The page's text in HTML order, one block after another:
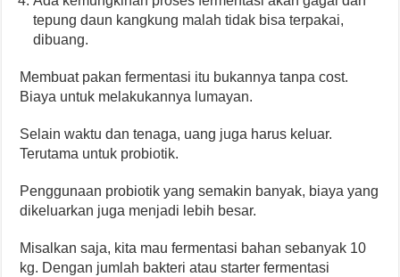
tepung daun kangkung malah tidak bisa terpakai,
dibuang.
Membuat pakan fermentasi itu bukannya tanpa cost.
Biaya untuk melakukannya lumayan.
Selain waktu dan tenaga, uang juga harus keluar.
Terutama untuk probiotik.
Penggunaan probiotik yang semakin banyak, biaya yang
dikeluarkan juga menjadi lebih besar.
Misalkan saja, kita mau fermentasi bahan sebanyak 10
kg. Dengan jumlah bakteri atau starter fermentasi